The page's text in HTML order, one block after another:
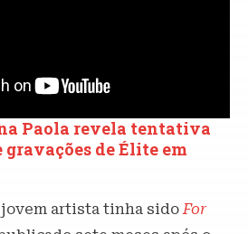
Paola revela tentativa
gravações de Élite em
artista tinha sidoFor